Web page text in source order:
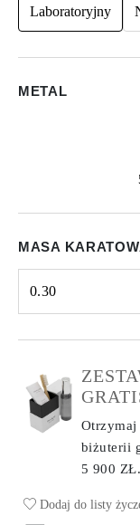
wygodne noszenie
martini, szlif
Laboratoryjny
METAL
MASA
0.30
Otrzymaj
biżuterii
5 900 ZŁ.
Dodaj do listy